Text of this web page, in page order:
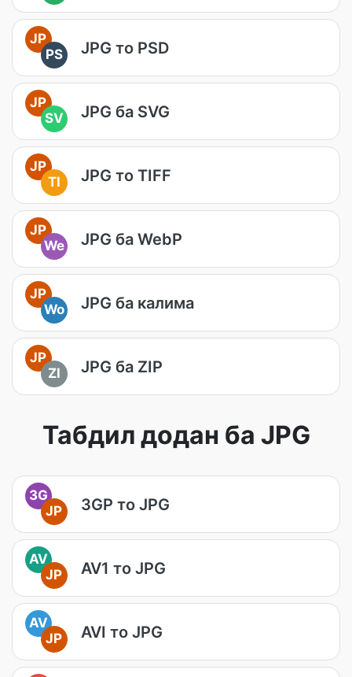
JP
PS
JPG то PSD
JP
SV
JPG ба SVG
JP
TI
JPG то TIFF
JP
We
JPG ба WebP
JP
Wo
JPG ба калима
JP
ZI
JPG ба ZIP
Табдил додан ба JPG
3G
JP
3GP то JPG
AV
JP
AV1 то JPG
AV
JP
AVI то JPG